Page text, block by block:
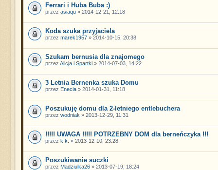
Ferrari i Huba Buba :)
przez asiaqu» 2014-12-21, 12:18
Koda szuka przyjaciela
przez marek1957» 2014-10-15, 20:38
Szukam bernusia dla znajomego
przez Alicja i Spartki» 2014-07-03, 14:22
3 Letnia Bernenka szuka Domu
przez Enecia» 2014-01-31, 11:18
Poszukuję domu dla 2-letniego entlebuchera
przez wodniak » 2013-12-29, 11:31
!!!!! UWAGA !!!!! POTRZEBNY DOM dla berneńczyka !!!
przez k.k. » 2013-12-10, 23:28
Poszukiwanie suczki
przez Madziulka26» 2013-07-19, 18:24